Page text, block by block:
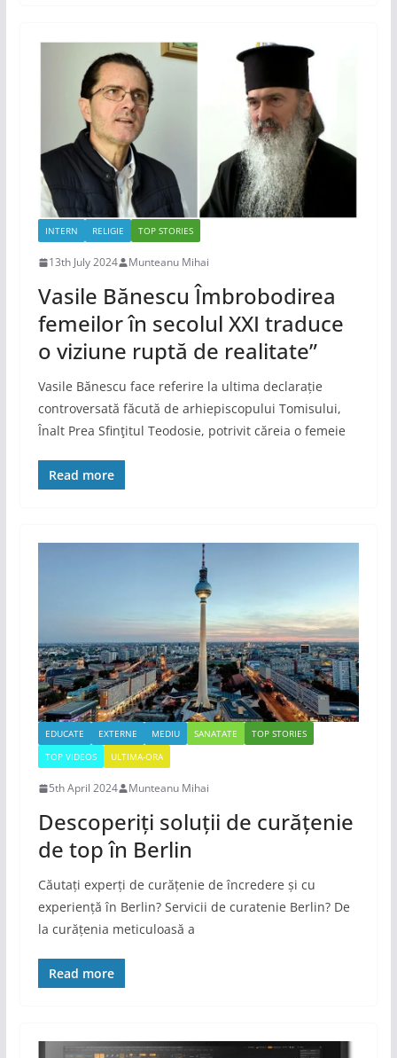
INTERN RELIGIE TOP STORIES
13th July 2024 Munteanu Mihai
Vasile Bănescu Îmbrobodirea
femeilor în secolul XXI traduce
o viziune ruptă de realitate”
Vasile Bănescu face referire la ultima declarație
controversată făcută de arhiepiscopului Tomisului,
Înalt Prea Sfinţitul Teodosie, potrivit căreia o femeie
Read more
EDUCATE EXTERNE MEDIU SANATATE
TOP STORIES
TOP VIDEOS
ULTIMA-ORA
5th April 2024 Munteanu Mihai
Descoperiți soluții de curățenie
de top în Berlin
Căutați experți de curățenie de încredere și cu
experiență în Berlin? Servicii de curatenie Berlin? De
la curățenia meticuloasă a
Read more